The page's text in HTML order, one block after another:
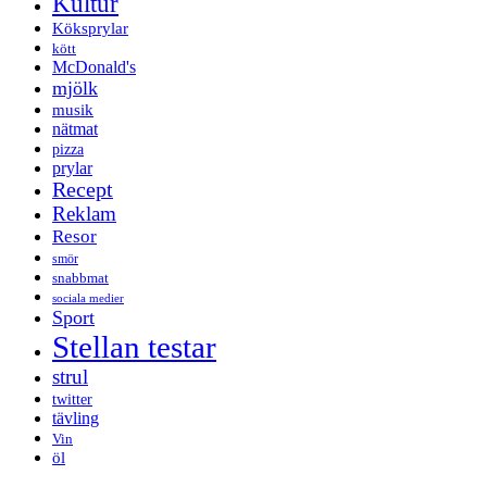
Köksprylar
kött
McDonald's
mjölk
musik
nätmat
pizza
prylar
Recept
Reklam
Resor
smör
snabbmat
sociala medier
Sport
Stellan testar
strul
twitter
tävling
Vin
öl